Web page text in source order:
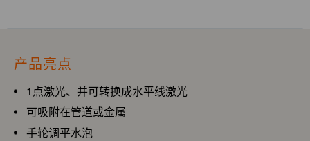
产品亮点
1点激光、并可转换成水平线激光
可吸附在管道或金属
手轮调平水泡